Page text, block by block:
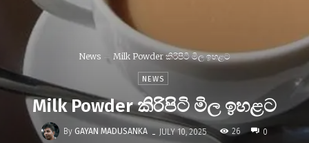
News Milk Powder කිරිපිටි මිල ඉහළට
NEWS
Milk Powder කිරිපිටි මිල ඉහළට
By GAYAN MADUSANKA - JULY 10, 2025 26 0